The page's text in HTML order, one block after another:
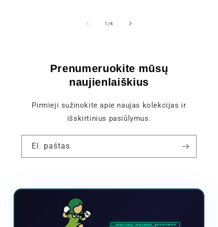
1 /iš4
Prenumeruokite mūsų
naujienlaiškius
Pirmieji sužinokite apie naujas kolekcijas ir
išskirtinius pasiūlymus.
El. paštas
NAUJAS VAIZDO ŽAIDIMAS